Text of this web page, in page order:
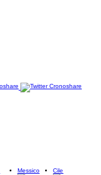
Messico Cile